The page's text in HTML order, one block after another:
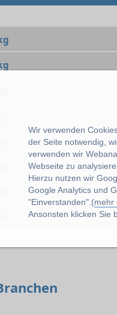
Wir verwenden
der Seite notwendig,
verwenden wir
Webseite zu
Hierzu nutzen wir
Google Analytics und
"Einverstanden".(mehr
Ansonsten klicken Sie